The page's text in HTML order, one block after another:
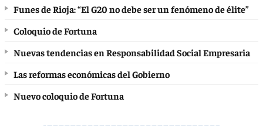
Funes de Rioja: “El G20 no debe ser un fenómeno de élite”
Coloquio de Fortuna
Nuevas tendencias en Responsabilidad Social Empresaria
Las reformas económicas del Gobierno
Nuevo coloquio de Fortuna